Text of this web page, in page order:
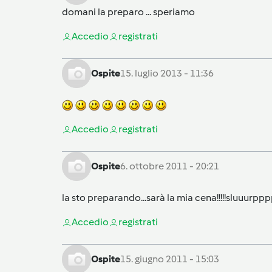
domani la preparo ... speriamo
Accedio registrati
Ospite15. luglio 2013 - 11:36
Accedio registrati
Ospite6. ottobre 2011 - 20:21
la sto preparando...sarà la mia
Accedio registrati
Ospite15. giugno 2011 - 15:03